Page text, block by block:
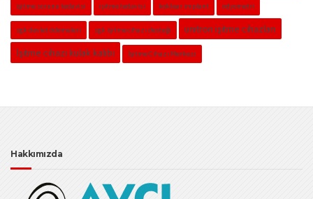
işitme sorunu tedavisi işitme tedavisi koklear implant odyometri
sgk devlet ödemeleri sgk işitme cihazı desteği
unitron işitme cihazları
İşitme cihazı kulak kalıbı
İşitme Cihazı Merkezi
Hakkımızda